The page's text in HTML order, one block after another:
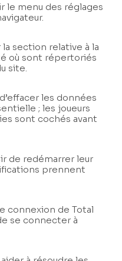
le menu des réglages
section relative à la
où sont répertoriés
site.
les données
; les joueurs
sont cochés avant
de redémarrer leur
prennent
connexion de Total
se connecter à